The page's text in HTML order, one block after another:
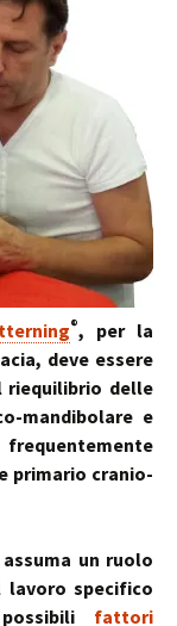
®, per la
deve essere
riequilibrio delle
mandibolare e
primario cranio-
un ruolo
specifico
fattori